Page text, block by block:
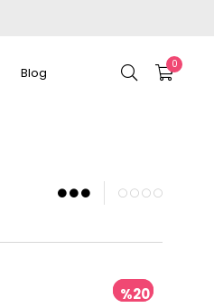
0
Blog
%20